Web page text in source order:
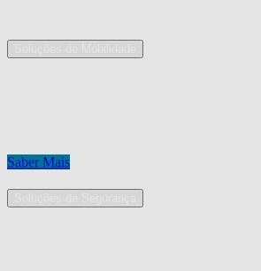
Saber Mais